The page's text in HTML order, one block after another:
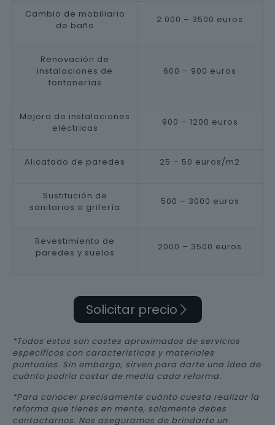
Cambio de mobiliario
de baño
2.000 – 3500 euros
Renovación de
instalaciones de
fontanerías
600 – 900 euros
Mejora de instalaciones
eléctricas
900 – 1200 euros
Alicatado de paredes 25 – 50 euros/m2
Sustitución de
sanitarios o grifería
500 – 3000 euros
Revestimiento de
paredes y suelos
2000 – 3500 euros
Solicitar precio
*Todos estos son costes aproximados de servicios
específicos con características y materiales
puntuales. Sin embargo, sirven para darte una idea de
cuánto podría costar de media cada reforma.
*Para conocer precisamente cuánto cuesta realizar la
reforma que tienes en mente, solamente debes
contactarnos. Nos aseguramos de brindarte un